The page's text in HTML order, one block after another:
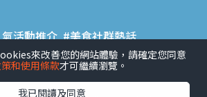
活動推介 #美食社群熱話
應用程式 #限時搶
商戶中心 #著數
來改善您的網站體驗，請確定您同意
和使用條款才可繼續瀏覽。
我已閱讀及同意